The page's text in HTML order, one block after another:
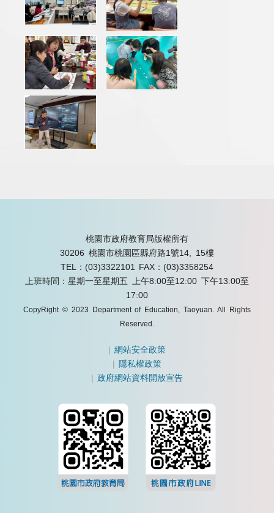
桃園市政府教育局版權所有
30206 桃園市桃園區縣府路1號14, 15樓
TEL：(03)3322101
FAX：(03)3358254
上班時間：星期一至星期五 上午8:00至12:00 下午13:00至
17:00
CopyRight © 2023 Department of Education, Taoyuan. All Rights
Reserved.
|網站安全政策
| 隱私權政策
|政府網站資料開放宣告